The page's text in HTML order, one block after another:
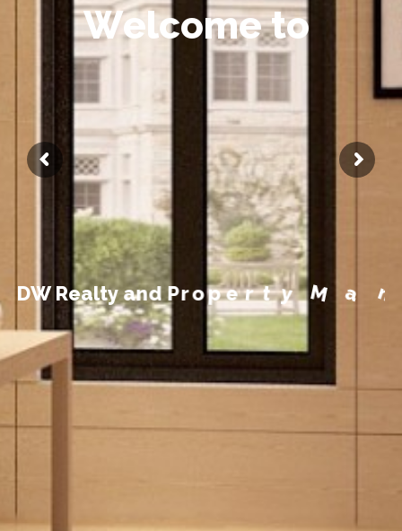
Welcome to
DW Realtyand PropertyManage me n